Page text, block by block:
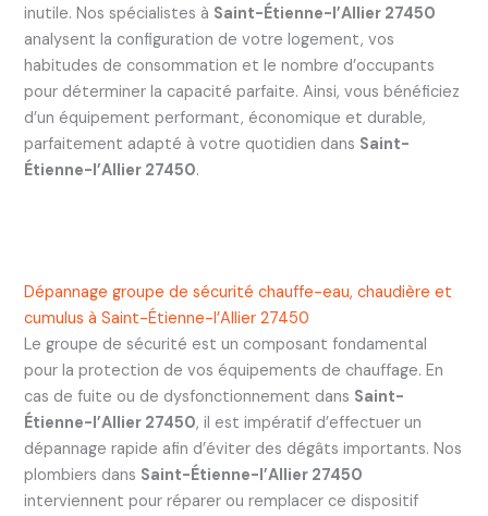
inutile. Nos spécialistes à Saint-Étienne-l’Allier 27450
analysent la configuration de votre logement, vos
habitudes de consommation et le nombre d’occupants
pour déterminer la capacité parfaite. Ainsi, vous bénéficiez
d’un équipement performant, économique et durable,
parfaitement adapté à votre quotidien dans Saint-
Étienne-l’Allier 27450.
Dépannage groupe de sécurité chauffe-eau, chaudière et
cumulus à Saint-Étienne-l’Allier 27450
Le groupe de sécurité est un composant fondamental
pour la protection de vos équipements de chauffage. En
cas de fuite ou de dysfonctionnement dans Saint-
Étienne-l’Allier 27450, il est impératif d’effectuer un
dépannage rapide afin d’éviter des dégâts importants. Nos
plombiers dans Saint-Étienne-l’Allier 27450
interviennent pour réparer ou remplacer ce dispositif